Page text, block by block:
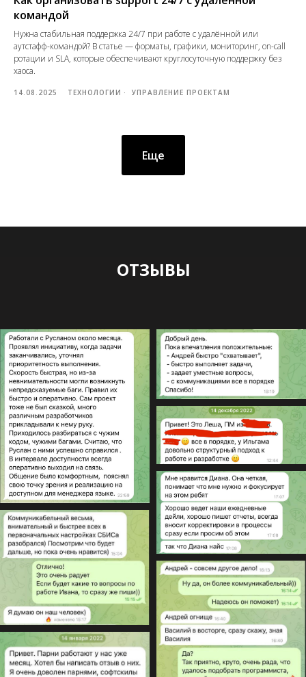
командой
Нужна стабильная поддержка 24/7 при работе с удалённой или
аутстафф-командой? В статье — форматы, графики, мониторинг, on-call
ротации и SLA, которые обеспечивают круглосуточную поддержку без
хаоса.
14.08.2025 ТЕХНОЛОГИИ УПРАВЛЕНИЕ ПРОЕКТАМ
Еще
ОТЗЫВЫ